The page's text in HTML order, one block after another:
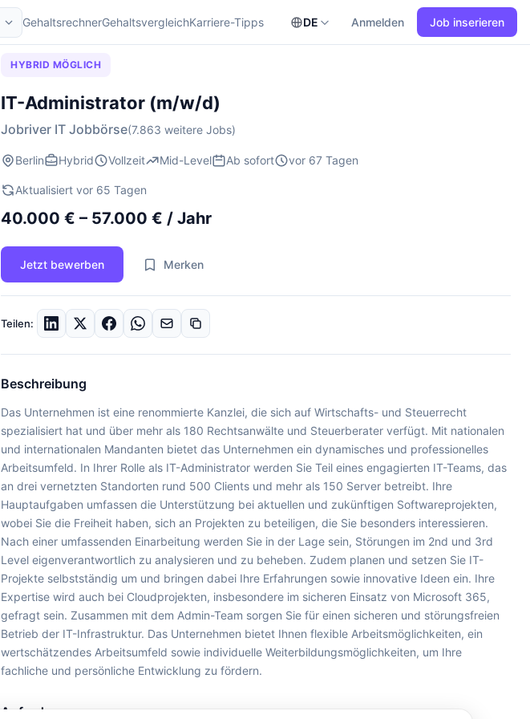
GehaltsrechnerGehaltsvergleichKarriere-Tipps DE Anmelden Job inserieren
HYBRID MÖGLICH
IT-Administrator (m/w/d)
Jobriver IT Jobbörse(7.863 weitere Jobs)
Berlin Hybrid Vollzeit Mid-Level Ab sofort vor 67 Tagen
Aktualisiert vor 65 Tagen
40.000 € – 57.000 € / Jahr
Jetzt bewerben Merken
Teilen:
Beschreibung
Das Unternehmen ist eine renommierte Kanzlei, die sich auf Wirtschafts- und Steuerrecht
spezialisiert hat und über mehr als 180 Rechtsanwälte und Steuerberater verfügt. Mit nationalen
und internationalen Mandanten bietet das Unternehmen ein dynamisches und professionelles
Arbeitsumfeld. In Ihrer Rolle als IT-Administrator werden Sie Teil eines engagierten IT-Teams, das
an drei vernetzten Standorten rund 500 Clients und mehr als 150 Server betreibt. Ihre
Hauptaufgaben umfassen die Unterstützung bei aktuellen und zukünftigen Softwareprojekten,
wobei Sie die Freiheit haben, sich an Projekten zu beteiligen, die Sie besonders interessieren.
Nach einer umfassenden Einarbeitung werden Sie in der Lage sein, Störungen im 2nd und 3rd
Level eigenverantwortlich zu analysieren und zu beheben. Zudem planen und setzen Sie IT-
Projekte selbstständig um und bringen dabei Ihre Erfahrungen sowie innovative Ideen ein. Ihre
Expertise wird auch bei Cloudprojekten, insbesondere im sicheren Einsatz von Microsoft 365,
gefragt sein. Zusammen mit dem Admin-Team sorgen Sie für einen sicheren und störungsfreien
Betrieb der IT-Infrastruktur. Das Unternehmen bietet Ihnen flexible Arbeitsmöglichkeiten, ein
wertschätzendes Arbeitsumfeld sowie individuelle Weiterbildungsmöglichkeiten, um Ihre
fachliche und persönliche Entwicklung zu fördern.
Anforderungen